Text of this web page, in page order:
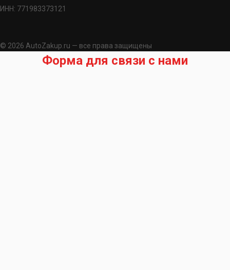
ИНН: 771983373121
© 2026 AutoZakup.ru — все права защищены
Форма для связи с нами